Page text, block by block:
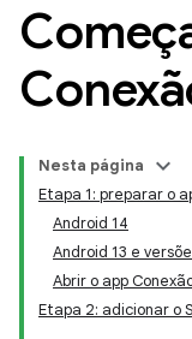
Nesta página
Etapa 1: preparar o
Android 14
Android 13 e
Abrir o app
Etapa 2: adicionar o